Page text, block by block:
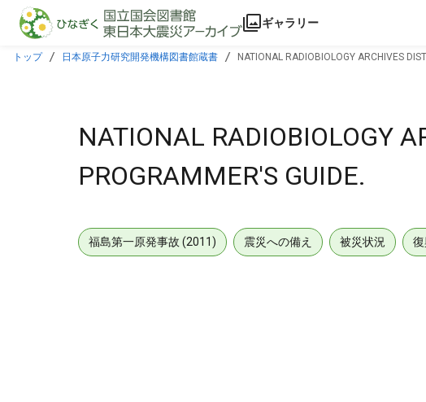
本文に飛ぶ
ギャラリー
トップ 日本原子力研究開発機構図書館蔵書 NATIONAL RADIOBIOLOGY ARCHIVES
NATIONAL RADIOBIOLOGY
PROGRAMMER'S GUIDE.
福島第一原発事故 (2011) 震災への備え 被災状況